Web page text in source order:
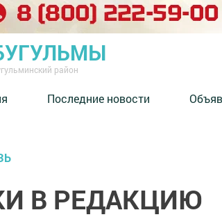
район
Последние новости
В РЕДАКЦИЮ